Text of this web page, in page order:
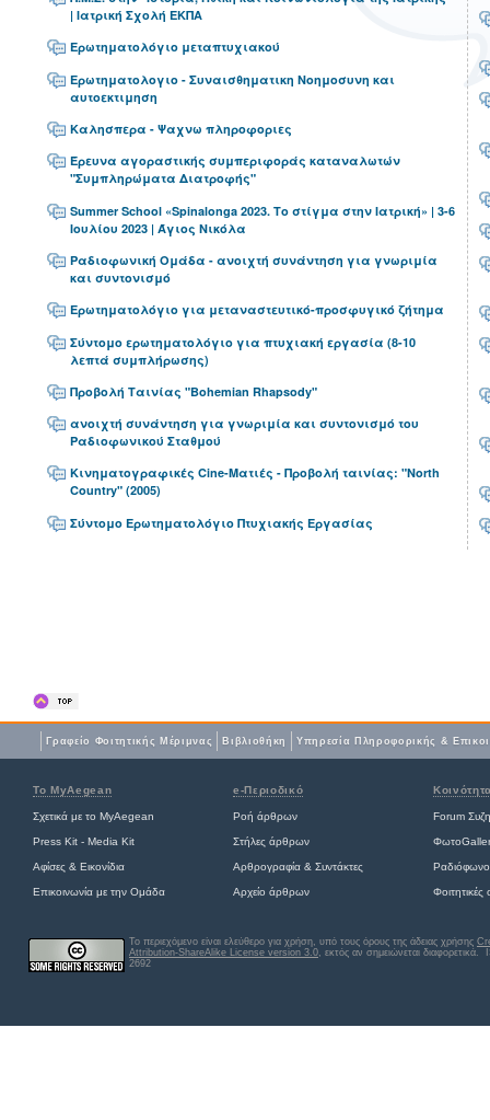
| Ιατρική Σχολή ΕΚΠΑ
Ερωτηματολόγιο μεταπτυχιακού
Ερωτηματολογιο - Συναισθηματικη Νοημοσυνη και
αυτοεκτιμηση
Καλησπερα - Ψαχνω πληροφοριες
Έρευνα αγοραστικής συμπεριφοράς καταναλωτών
"Συμπληρώματα Διατροφής"
Summer School «Spinalonga 2023. Το στίγμα στην Ιατρική» | 3-6
Ιουλίου 2023 | Άγιος Νικόλα
Ραδιοφωνική Ομάδα - ανοιχτή συνάντηση για γνωριμία
και συντονισμό
Ερωτηματολόγιο για μεταναστευτικό-προσφυγικό ζήτημα
Σύντομο ερωτηματολόγιο για πτυχιακή εργασία (8-10
λεπτά συμπλήρωσης)
Προβολή Ταινίας "Bohemian Rhapsody"
ανοιχτή συνάντηση για γνωριμία και συντονισμό του
Ραδιοφωνικού Σταθμού
Κινηματογραφικές Cine-Ματιές - Προβολή ταινίας: "North
Country" (2005)
Σύντομο Ερωτηματολόγιο Πτυχιακής Εργασίας
Γραφείο Φοιτητικής Μέριμνας Βιβλιοθήκη Yπηρεσία Πληροφορικής &
Το MyAegean e-Περιοδικό
Σχετικά με το MyAegean Ροή άρθρων Forum
Press Kit - Media Kit Στήλες άρθρων
Αφίσες & Εικονίδια Αρθρογραφία & Συντάκτες Ραδιόφωνο
Επικοινωνία με την Ομάδα Αρχείο άρθρων
Το περιεχόμενο είναι ελεύθερο για χρήση, υπό τους όρους της άδειας χρήσης
Attribution-ShareAlike License version 3.0, εκτός αν σημειώνεται διαφορετικά.
2692